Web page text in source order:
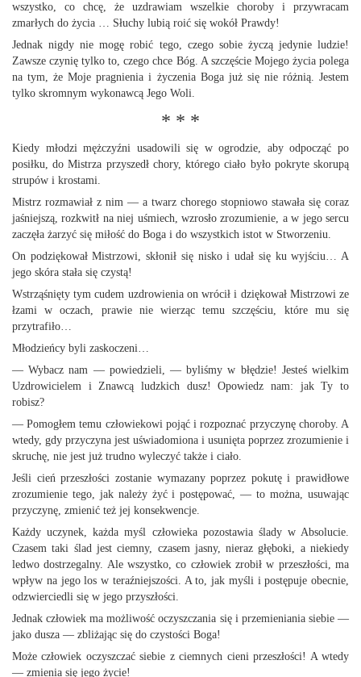
wszystko, co chcę, że uzdrawiam wszelkie choroby i przywracam
zmarłych do życia … Słuchy lubią roić się wokół Prawdy!
Jednak nigdy nie mogę robić tego, czego sobie życzą jedynie ludzie!
Zawsze czynię tylko to, czego chce Bóg. A szczęście Mojego życia polega
na tym, że Moje pragnienia i życzenia Boga już się nie różnią. Jestem
tylko skromnym wykonawcą Jego Woli.
* * *
Kiedy młodzi mężczyźni usadowili się w ogrodzie, aby odpocząć po
posiłku, do Mistrza przyszedł chory, którego ciało było pokryte skorupą
strupów i krostami.
Mistrz rozmawiał z nim — a twarz chorego stopniowo stawała się coraz
jaśniejszą, rozkwitł na niej uśmiech, wzrosło zrozumienie, a w jego sercu
zaczęła żarzyć się miłość do Boga i do wszystkich istot w Stworzeniu.
On podziękował Mistrzowi, skłonił się nisko i udał się ku wyjściu… A
jego skóra stała się czystą!
Wstrząśnięty tym cudem uzdrowienia on wrócił i dziękował Mistrzowi ze
łzami w oczach, prawie nie wierząc temu szczęściu, które mu się
przytrafiło…
Młodzieńcy byli zaskoczeni…
— Wybacz nam — powiedzieli, — byliśmy w błędzie! Jesteś wielkim
Uzdrowicielem i Znawcą ludzkich dusz! Opowiedz nam: jak Ty to
robisz?
— Pomogłem temu człowiekowi pojąć i rozpoznać przyczynę choroby. A
wtedy, gdy przyczyna jest uświadomiona i usunięta poprzez zrozumienie i
skruchę, nie jest już trudno wyleczyć także i ciało.
Jeśli cień przeszłości zostanie wymazany poprzez pokutę i prawidłowe
zrozumienie tego, jak należy żyć i postępować, — to można, usuwając
przyczynę, zmienić też jej konsekwencje.
Każdy uczynek, każda myśl człowieka pozostawia ślady w Absolucie.
Czasem taki ślad jest ciemny, czasem jasny, nieraz głęboki, a niekiedy
ledwo dostrzegalny. Ale wszystko, co człowiek zrobił w przeszłości, ma
wpływ na jego los w teraźniejszości. A to, jak myśli i postępuje obecnie,
odzwierciedli się w jego przyszłości.
Jednak człowiek ma możliwość oczyszczania się i przemieniania siebie —
jako dusza — zbliżając się do czystości Boga!
Może człowiek oczyszczać siebie z ciemnych cieni przeszłości! A wtedy
— zmienia się jego życie!